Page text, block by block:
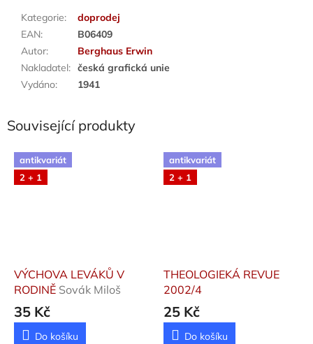
Kategorie:
doprodej
EAN:
B06409
Autor:
Berghaus Erwin
Nakladatel: česká grafická unie
Vydáno: 1941
Související produkty
antikvariát
2 + 1
VÝCHOVA LEVÁKŮ V
RODINĚ Sovák Miloš
35 Kč
Do košíku
antikvariát
2 + 1
THEOLOGIEKÁ REVUE
2002/4
25 Kč
Do košíku